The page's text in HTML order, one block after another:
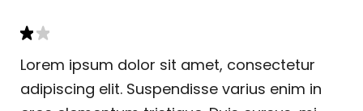
Lorem ipsum dolor sit amet, consectetur
adipiscing elit. Suspendisse varius enim in